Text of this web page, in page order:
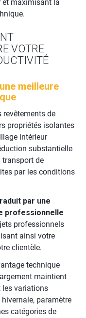
maximisant la
VOTRE
meilleure
revêtements de
propriétés isolantes
intérieur
substantielle
transport de
par les conditions
par une
professionnelle
professionnels
ainsi votre
clientèle.
technique
maintient
les variations
paramètre
catégories de